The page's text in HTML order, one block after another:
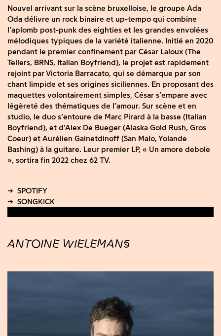
Nouvel arrivant sur la scène bruxelloise, le groupe Ada
Oda délivre un rock binaire et up-tempo qui combine
l’aplomb post-punk des eighties et les grandes envolées
mélodiques typiques de la variété italienne. Initié en 2020
pendant le premier confinement par César Laloux (The
Tellers, BRNS, Italian Boyfriend), le projet est rapidement
rejoint par Victoria Barracato, qui se démarque par son
chant limpide et ses origines siciliennes. En proposant des
maquettes volontairement simples, César s’empare avec
légèreté des thématiques de l’amour. Sur scène et en
studio, le duo s’entoure de Marc Pirard à la basse (Italian
Boyfriend), et d’Alex De Bueger (Alaska Gold Rush, Gros
Coeur) et Aurélien Gainetdinoff (San Malo, Yolande
Bashing) à la guitare. Leur premier LP, « Un amore debole
», sortira fin 2022 chez 62 TV.
ANTOINE WIELEMANS